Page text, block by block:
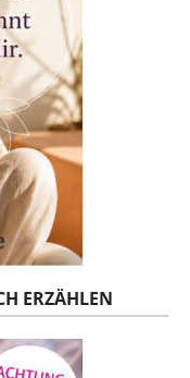
ERZÄHLEN